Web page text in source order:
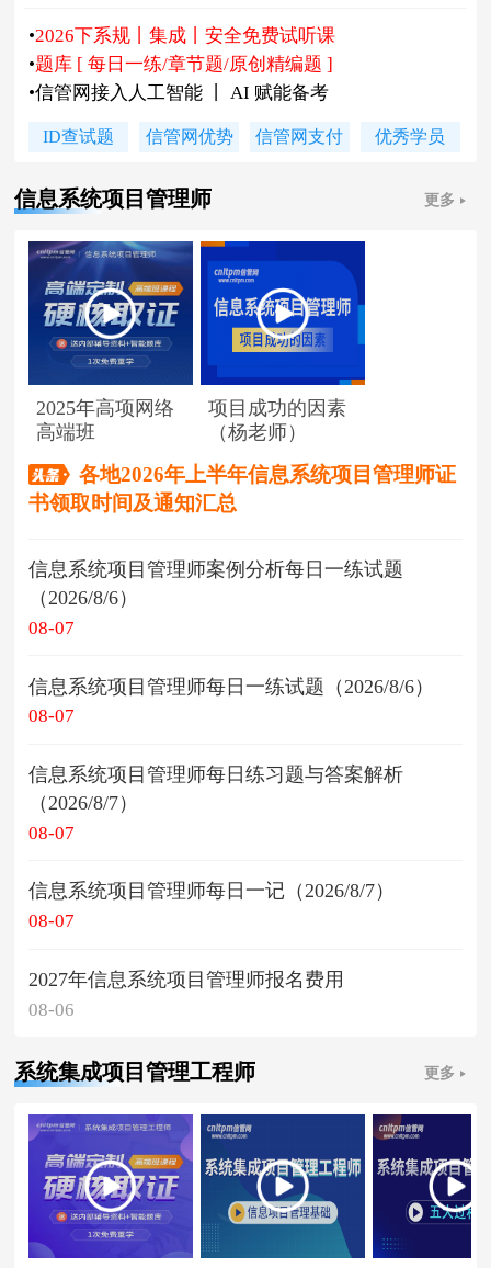
•2026下系规丨集成丨安全免费试听课
•题库 [ 每日一练/章节题/原创精编题 ]
•信管网接入人工智能 丨 AI 赋能备考
信管网软考讲师合作招聘(全职/兼职)
•2026上半年软考证书领取时间及通知
ID查试题 信管网优势 信管网支付 优秀学员
信息系统项目管理师 更多
2025年高项网络
高端班
项目成功的因素
（杨老师）
各地2026年上半年信息系统项目管理师证
书领取时间及通知汇总
信息系统项目管理师案例分析每日一练试题
（2026/8/6）
08-07
信息系统项目管理师每日一练试题（2026/8/6）
08-07
信息系统项目管理师每日练习题与答案解析
（2026/8/7）
08-07
信息系统项目管理师每日一记（2026/8/7）
08-07
2027年信息系统项目管理师报名费用
08-06
系统集成项目管理工程师 更多